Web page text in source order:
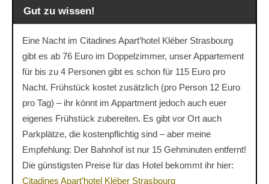
Gut zu wissen!
Eine Nacht im Citadines Apart’hotel Kléber Strasbourg
gibt es ab 76 Euro im Doppelzimmer, unser Appartement
für bis zu 4 Personen gibt es schon für 115 Euro pro
Nacht. Frühstück kostet zusätzlich (pro Person 12 Euro
pro Tag) – ihr könnt im Appartment jedoch auch euer
eigenes Frühstück zubereiten. Es gibt vor Ort auch
Parkplätze, die kostenpflichtig sind – aber meine
Empfehlung: Der Bahnhof ist nur 15 Gehminuten entfernt!
Die günstigsten Preise für das Hotel bekommt ihr hier:
Citadines Apart’hotel Kléber Strasbourg